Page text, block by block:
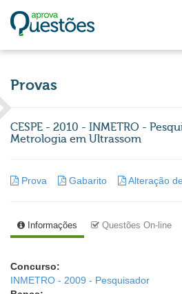
Provas
CESPE - 2010 - INMETRO -
Metrologia em Ultrassom
Prova Gabarito Alteração
Informações Questões On-line
Concurso:
INMETRO - 2009 - Pesquisador